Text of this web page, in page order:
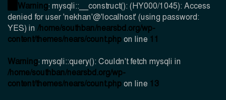
Warning: mysqli::__construct(): (HY000/1045): Access
denied for user 'nekhan'@'localhost' (using password:
YES) in /home/southban/nearsbd.org/wp-
content/themes/nears/count.phpon line 11
Warning: mysqli::query(): Couldn't fetch mysqli in
/home/southban/nearsbd.org/wp-
content/themes/nears/count.phpon line 13